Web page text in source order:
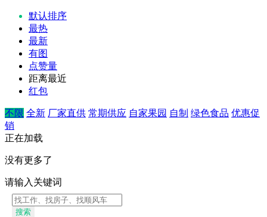
默认排序
最热
最新
有图
点赞量
距离最近
红包
不限 全新 厂家直供 常期供应 自家果园 自制 绿色食品 优惠促
销
正在加载
没有更多了
请输入关键词
搜索